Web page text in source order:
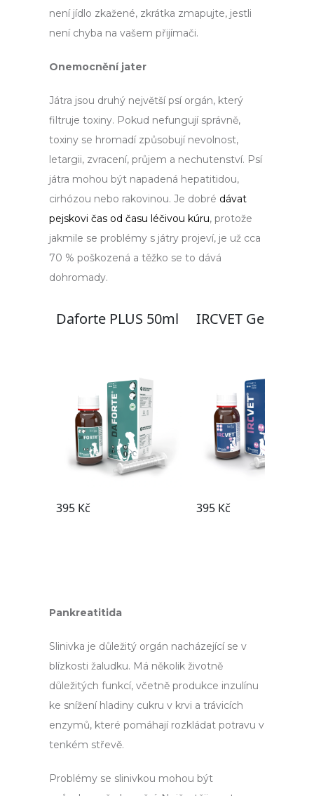
není jídlo zkažené, zkrátka zmapujte, jestli
není chyba na vašem přijímači.
Onemocnění jater
Játra jsou druhý největší psí orgán, který
filtruje toxiny. Pokud nefungují správně,
toxiny se hromadí způsobují nevolnost,
letargii, zvracení, průjem a nechutenství. Psí
játra mohou být napadená hepatitidou,
cirhózou nebo rakovinou. Je dobré dávat
pejskovi čas od času léčivou kúru, protože
jakmile se problémy s játry projeví, je už cca
70 % poškozená a těžko se to dává
dohromady.
Pankreatitida
Slinivka je důležitý orgán nacházející se v
blízkosti žaludku. Má několik životně
důležitých funkcí, včetně produkce inzulínu
ke snížení hladiny cukru v krvi a trávicích
enzymů, které pomáhají rozkládat potravu v
tenkém střevě.
Problémy se slinivkou mohou být